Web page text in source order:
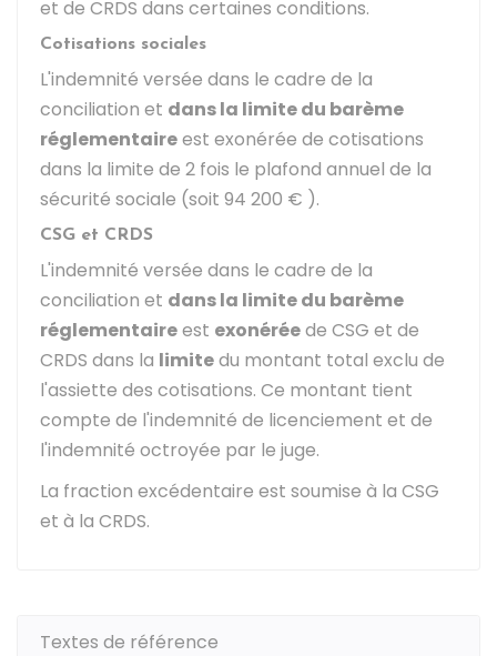
et de CRDS dans certaines conditions.
Cotisations sociales
L'indemnité versée dans le cadre de la
conciliation et dans la limite du barème
réglementaireest exonérée de cotisations
dans la limite de 2 fois le plafond annuel de la
sécurité sociale (soit 94 200 € ).
CSG et CRDS
L'indemnité versée dans le cadre de la
conciliation et dans la limite du barème
réglementaireest exonéréede CSG et de
CRDS dans la limitedu montant total exclu de
l'assiette des cotisations. Ce montant tient
compte de l'indemnité de licenciement et de
l'indemnité octroyée par le juge.
La fraction excédentaire est soumise à la CSG
et à la CRDS.
Textes de référence